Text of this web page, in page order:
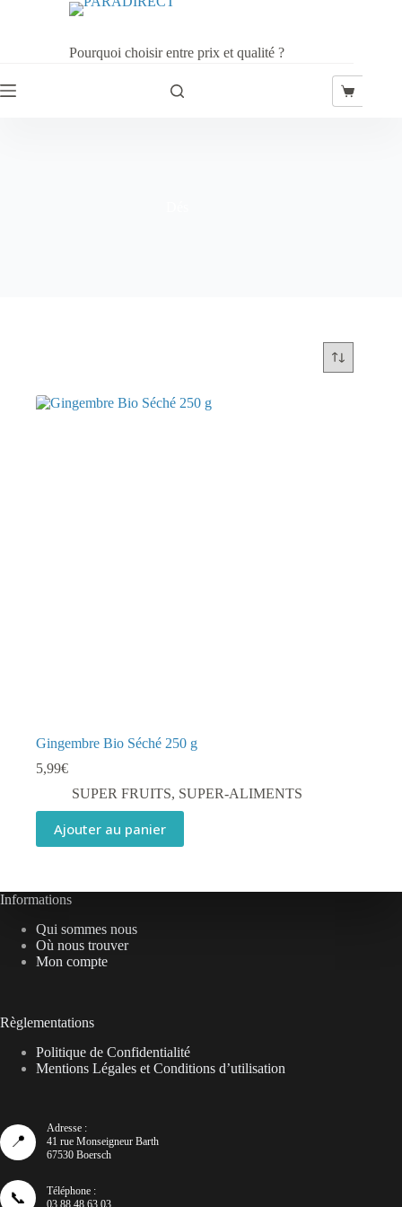
Pourquoi choisir entre prix et qualité ?
Panier
Gingembre Bio Séché 250 g
5,99€
SUPER FRUITS, SUPER-ALIMENTS
Ajouter au panier
Informations
Qui sommes nous
Où nous trouver
Mon compte
Règlementations
Politique de Confidentialité
Mentions Légales et Conditions d’utilisation
📍
Adresse :
41 rue Monseigneur Barth
67530 Boersch
📞
Téléphone :
03 88 48 63 03